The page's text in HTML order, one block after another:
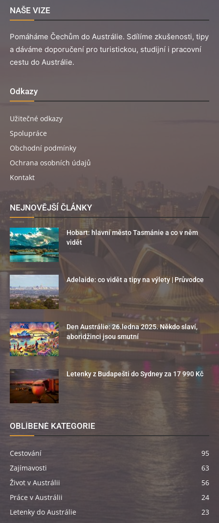
NAŠE VIZE
Pomáháme Čechům do Austrálie. Sdílíme zkušenosti, tipy
a dáváme doporučení pro turistickou, studijní i pracovní
cestu do Austrálie.
Odkazy
Užitečné odkazy
Spolupráce
Obchodní podmínky
Ochrana osobních údajů
Kontakt
NEJNOVĚJŠÍ ČLÁNKY
Hobart: hlavní město Tasmánie a co v něm
vidět
Adelaide: co vidět a tipy na výlety | Průvodce
Den Austrálie: 26.ledna 2025. Někdo slaví,
aboridžinci jsou smutní
Letenky z Budapešti do Sydney za 17 990 Kč
OBLÍBENÉ KATEGORIE
Cestování
95
Zajímavosti
63
Život v Austrálii
56
Práce v Austrálii
24
Letenky do Austrálie
23